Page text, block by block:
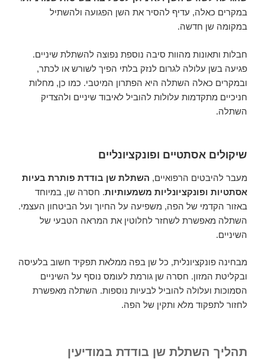
במקרים כאלה, עדיף להסיר את השן הפגועה ולהשתיל
במקומה שן חדשה.
חבלות ותאונות מהוות סיבה נוספת נפוצה להשתלת שיניים.
פגיעה בשן עלולה לגרום לנזק בלתי הפיך לשורש או לכתר,
ובמקרים כאלה השתלה היא הפתרון המיטבי. כמו כן, מחלות
חניכיים מתקדמות עלולות להוביל לאיבוד שיניים ולהצדיק
השתלה.
שיקולים אסתטיים ופונקציונליים
מעבר להיבטים הרפואיים, השתלת שן בודדת פותרת בעיות
אסתטיות ופונקציונליות משמעותיות. חסרה שן, במיוחד
באזור הקדמי של הפה, משפיעה על החיוך ועל הביטחון העצמי.
השתלה מאפשרת לשחזר לחלוטין את המראה הטבעי של
השיניים.
מבחינה פונקציונלית, כל שן בפה ממלאת תפקיד חשוב בלעיסה
ובקליטת המזון. חסרה שן גורמת לעומס נוסף על השיניים
הסמוכות ועלולה להוביל לבעיות נוספות. השתלה מאפשרת
לחזור לתפקוד מלא ותקין של הפה.
תהליך השתלת שן בודדת במודיעין